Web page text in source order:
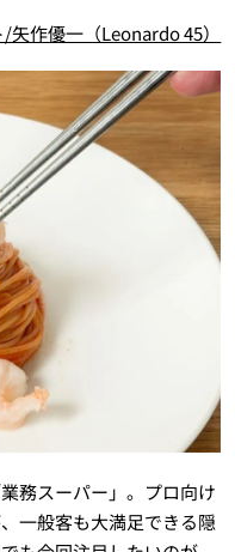
矢作優一（Leonardo 45）
務スーパー」。プロ向け
一般客も大満足できる隠